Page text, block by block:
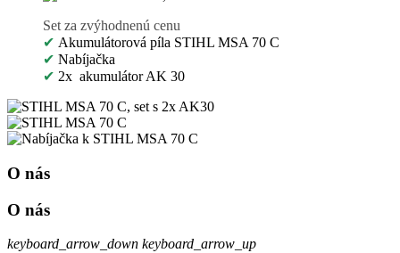
Set za zvýhodnenú cenu
✔ Akumulátorová píla STIHL MSA 70 C
✔ Nabíjačka
✔ 2x akumulátor AK 30
O nás
O nás
keyboard_arrow_down keyboard_arrow_up